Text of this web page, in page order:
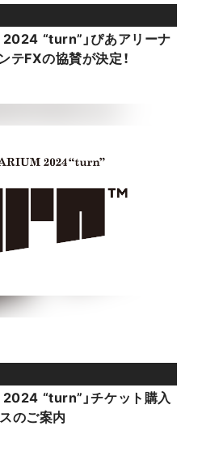
“turn”」ぴあアリーナ
FXの協賛が決定！
“turn”」チケット購入
のご案内